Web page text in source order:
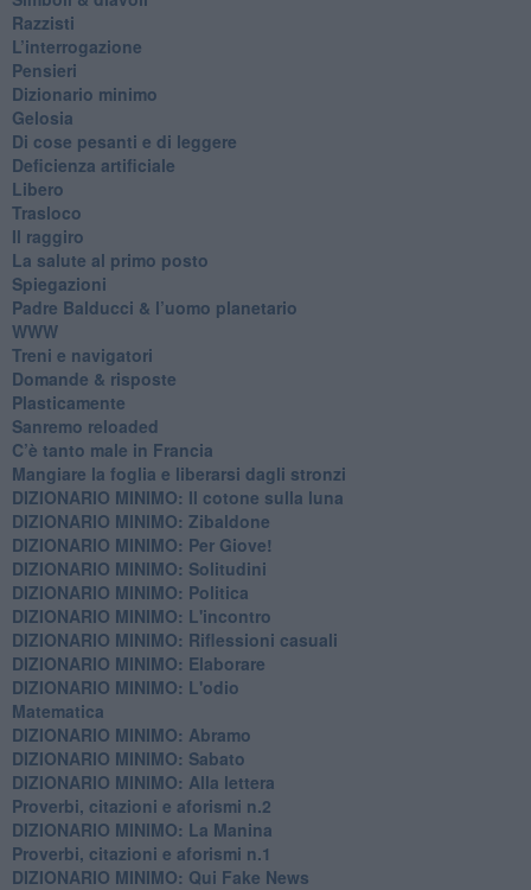
Razzisti
​L’interrogazione
Pensieri
​Dizionario minimo
Gelosia
Di cose pesanti e di leggere
​Deficienza artificiale
Libero
Trasloco
Il raggiro
​La salute al primo posto
Spiegazioni
Padre Balducci & l’uomo planetario
WWW
​Treni e navigatori
​Domande & risposte
​Plasticamente
Sanremo reloaded
C’è tanto male in Francia
​Mangiare la foglia e liberarsi dagli stronzi
DIZIONARIO MINIMO: Il cotone sulla luna
DIZIONARIO MINIMO: Zibaldone
DIZIONARIO MINIMO: Per Giove!
DIZIONARIO MINIMO: Solitudini
DIZIONARIO MINIMO: Politica
DIZIONARIO MINIMO: L'incontro
DIZIONARIO MINIMO: Riflessioni casuali
DIZIONARIO MINIMO: Elaborare
DIZIONARIO MINIMO: L'odio
​Matematica
DIZIONARIO MINIMO: Abramo
DIZIONARIO MINIMO: Sabato
​DIZIONARIO MINIMO: Alla lettera
Proverbi, citazioni e aforismi n.2
DIZIONARIO MINIMO: La Manina
​Proverbi, citazioni e aforismi n.1
DIZIONARIO MINIMO: Qui Fake News